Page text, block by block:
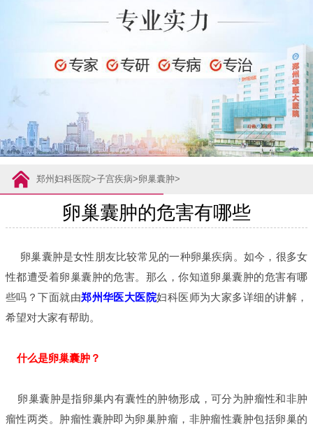
郑州妇科医院>子宫疾病>卵巢囊肿>
卵巢囊肿的危害有哪些
卵巢囊肿是女性朋友比较常见的一种卵巢疾病。如今，很多女
性都遭受着卵巢囊肿的危害。那么，你知道卵巢囊肿的危害有哪
些吗？下面就由郑州华医大医院妇科医师为大家多详细的讲解，
希望对大家有帮助。
什么是卵巢囊肿？
卵巢囊肿是指卵巢内有囊性的肿物形成，可分为肿瘤性和非肿
瘤性两类。肿瘤性囊肿即为卵巢肿瘤，非肿瘤性囊肿包括卵巢的